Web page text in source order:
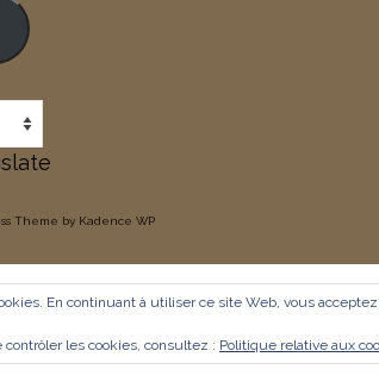
Theme by Kadence WP
En continuant à utiliser ce site Web, vous
les cookies, consultez : Politique relative aux